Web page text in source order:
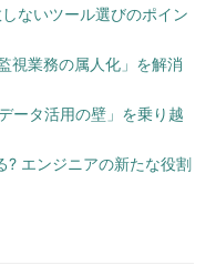
ないツール選びのポイン
視業務の属人化」を解消
ータ活用の壁」を乗り越
? エンジニアの新たな役割